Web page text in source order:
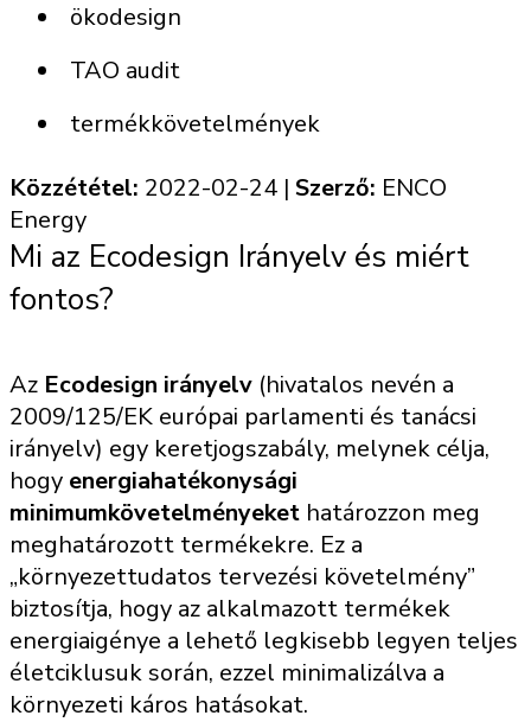
ökodesign
TAO audit
termékkövetelmények
Közzététel: 2022-02-24 | Szerző: ENCO
Energy
Mi az Ecodesign Irányelv és miért
fontos?
Az Ecodesign irányelv (hivatalos nevén a
2009/125/EK európai parlamenti és tanácsi
irányelv) egy keretjogszabály, melynek célja,
hogy energiahatékonysági
minimumkövetelményeket határozzon meg
meghatározott termékekre. Ez a
„környezettudatos tervezési követelmény”
biztosítja, hogy az alkalmazott termékek
energiaigénye a lehető legkisebb legyen teljes
életciklusuk során, ezzel minimalizálva a
környezeti káros hatásokat.